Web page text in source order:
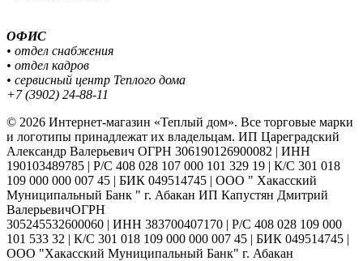
ОФИС
• отдел снабжения
• отдел кадров
• сервисный центр Теплого дома
+7 (3902) 24-88-11
© 2026 Интернет-магазин «Теплый дом». Все торговые марки
и логотипы принадлежат их владельцам. ИП Цареградский
Александр Валерьевич ОГРН 306190126900082 | ИНН
190103489785 | Р/С 408 028 107 000 101 329 19 | К/С 301 018
109 000 000 007 45 | БИК 049514745 | ООО " Хакасский
Муниципальный Банк " г. Абакан ИП Капустян Дмитрий
ВалерьевичОГРН
305245532600060 | ИНН 383700407170 | Р/С 408 028 109 000
101 533 32 | К/С 301 018 109 000 000 007 45 | БИК 049514745 |
ООО "Хакасский Муниципальный Банк" г. Абакан